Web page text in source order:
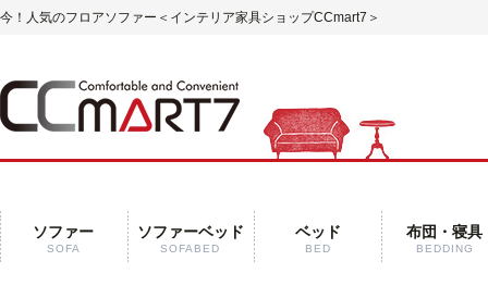
今！人気のフロアソファー ＜インテリア家具ショップCCmart7＞
ソファー
SOFA
ソファーベッド
SOFABED
ベッド
BED
布団・寝具
BEDDING